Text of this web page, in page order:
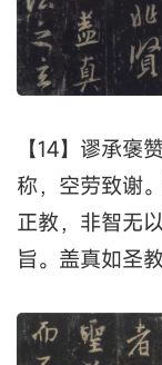
【14】谬承
称，空劳致谢
正教，非智无
旨。盖真如圣